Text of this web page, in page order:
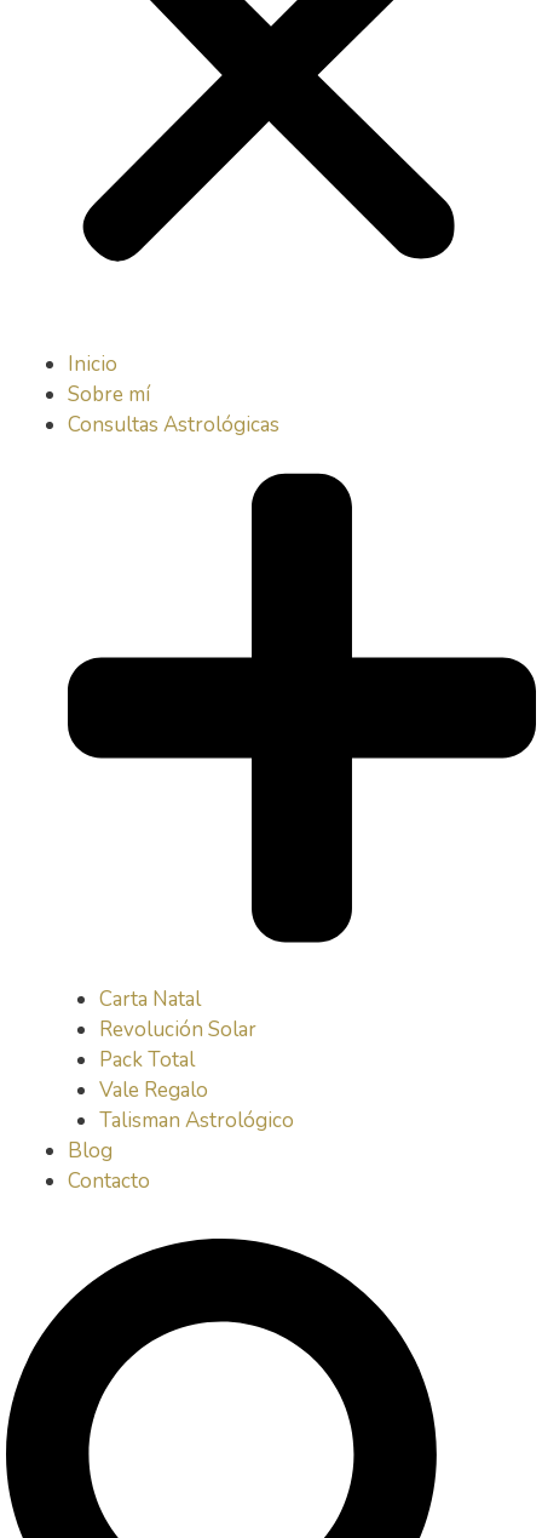
Inicio
Sobre mí
Consultas Astrológicas
Carta Natal
Revolución Solar
Pack Total
Vale Regalo
Talisman Astrológico
Blog
Contacto